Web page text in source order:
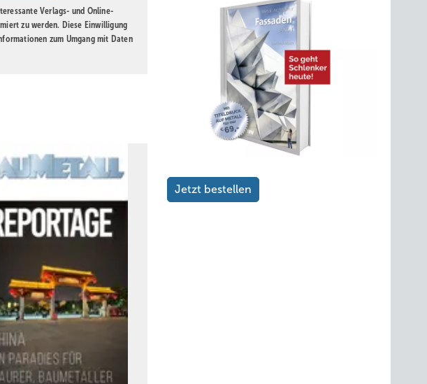
Verlags- und Online-
zu werden. Diese Einwilligung
zum Umgang mit Daten
Jetzt bestellen